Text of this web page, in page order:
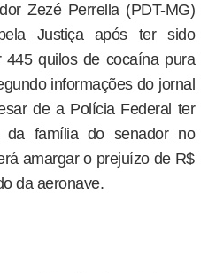
Zezé Perrella (PDT-MG)
Justiça após ter sido
445 quilos de cocaína pura
informações do jornal
de a Polícia Federal ter
da família do senador no
amargar o prejuízo de R$
da aeronave.